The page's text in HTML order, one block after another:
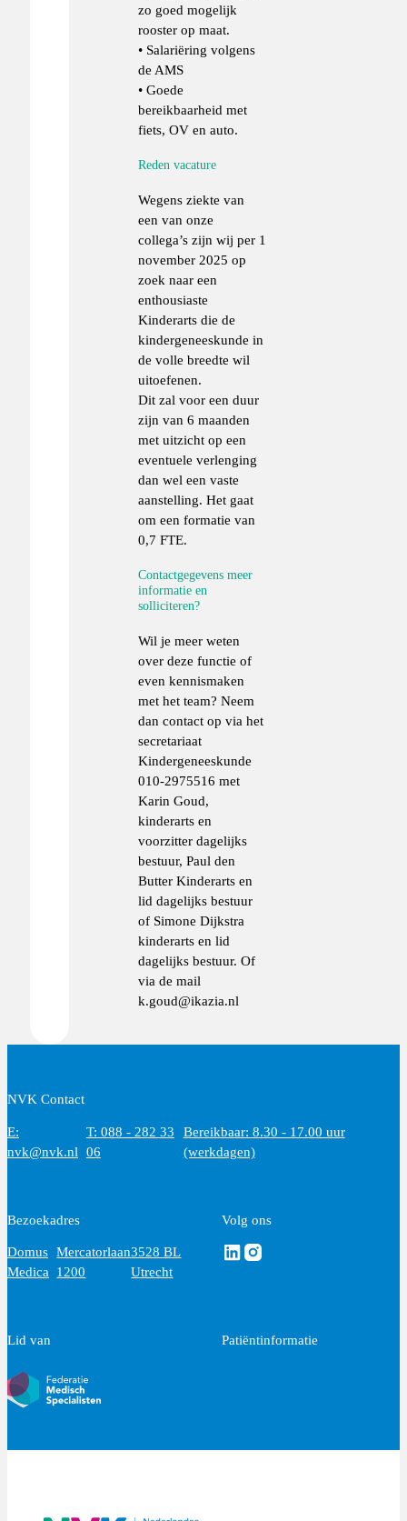
zo goed mogelijk
rooster op maat.
• Salariëring volgens
de AMS
• Goede
bereikbaarheid met
fiets, OV en auto.
Reden vacature
Wegens ziekte van
een van onze
collega’s zijn wij per 1
november 2025 op
zoek naar een
enthousiaste
Kinderarts die de
kindergeneeskunde in
de volle breedte wil
uitoefenen.
Dit zal voor een duur
zijn van 6 maanden
met uitzicht op een
eventuele verlenging
dan wel een vaste
aanstelling. Het gaat
om een formatie van
0,7 FTE.
Contactgegevens meer
informatie en
solliciteren?
Wil je meer weten
over deze functie of
even kennismaken
met het team? Neem
dan contact op via het
secretariaat
Kindergeneeskunde
010-2975516 met
Karin Goud,
kinderarts en
voorzitter dagelijks
bestuur, Paul den
Butter Kinderarts en
lid dagelijks bestuur
of Simone Dijkstra
kinderarts en lid
dagelijks bestuur. Of
via de mail
k.goud@ikazia.nl
NVK Contact
E:
nvk@nvk.nl
T: 088 - 282 33
06
Bereikbaar: 8.30 - 17.00 uur
(werkdagen)
Bezoekadres
Domus
Medica
Mercatorlaan
1200
3528 BL
Utrecht
Volg ons
Volg ons via Linkedin
Volg ons via Instagram
Lid van Patiëntinformatie